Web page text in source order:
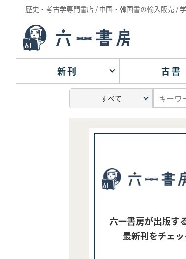
歴史・考古学専門書店 / 中国・韓国書の輸入販売 /
新刊 古書
六一書房が出版す
最新刊をチェッ